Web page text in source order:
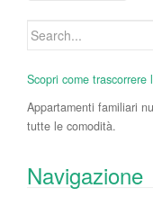
Search
Scopri come
Appartamenti familiari
tutte le comodità.
Navigazione